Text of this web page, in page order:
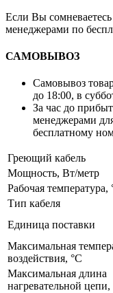
Если Вы
менеджерами по
САМОВЫВОЗ
Самовывоз
до 18:00, в
За час до
менеджерами
бесплатному
Греющий кабель
Мощность, Вт/метр
Рабочая температура,
Тип кабеля
Единица поставки
Максимальная
воздействия, °C
Максимальная длина
нагревательной